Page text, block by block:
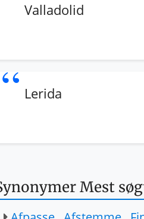
Valladolid
Lerida
Mest